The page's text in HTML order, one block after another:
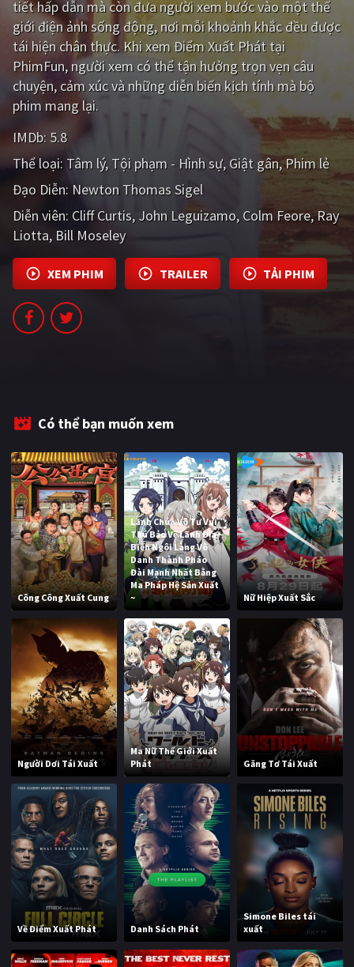
Giật gân Gia đình
Bí ẩn Lịch sử
Viễn Tây Tiểu sử
GameShow
QUỐC GIA
Âu - Mỹ Trung Quốc - Hồng Kông
Hàn Quốc Nhật Bản
Ấn Độ Việt Nam
Tổng hợp
CẬP NHẬT
PHIM LẺ
PHIM CHIẾU RẠP
TUYỂN TẬP PHIM
BLOG
tiết hấp dẫn mà còn đưa người xem bước vào một thế
giới điện ảnh sống động, nơi mỗi khoảnh khắc đều được
tái hiện chân thực. Khi xem Điểm Xuất Phát tại
PhimFun, người xem có thể tận hưởng trọn vẹn câu
chuyện, cảm xúc và những diễn biến kịch tính mà bộ
phim mang lại.
IMDb: 5.8
Thể loại: Tâm lý Tội phạm - Hình sự Giật gân Phim lẻ
Đạo Diễn: Newton Thomas Sigel
Diễn viên: Cliff Curtis John Leguizamo Colm Feore Ray
Liotta Bill Moseley
XEM PHIM TRAILER TẢI PHIM
Có thể bạn muốn xem
Công Công Xuất Cung
Lãnh Chúa Vô Tư Vui
Thú Bảo Vệ Lãnh Địa ~
Biến Ngôi Làng Vô
Danh Thành Pháo
Đài Mạnh Nhất Bằng
Ma Pháp Hệ Sản Xuất
~
Nữ Hiệp Xuất Sắc
Người Dơi Tái Xuất
Ma Nữ Thế Giới Xuất
Phát
Găng Tơ Tái Xuất
Về Điểm Xuất Phát Danh Sách Phát
Simone Biles tái
xuất